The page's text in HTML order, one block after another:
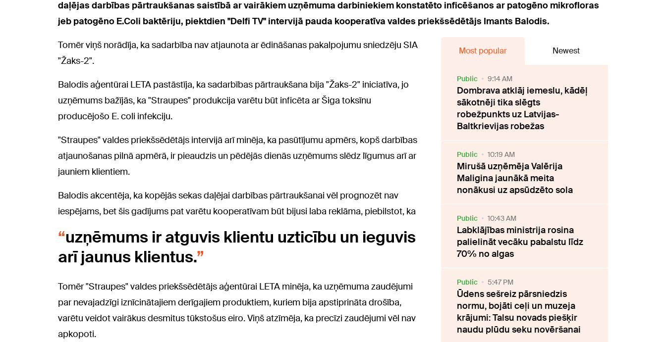
daļējas darbības pārtraukšanas saistībā ar vairākiem uzņēmuma darbiniekiem konstatēto inficēšanos ar patogēno mikrofloras
jeb patogēno E.Coli baktēriju, piektdien "Delfi TV" intervijā pauda kooperatīva valdes priekšsēdētājs Imants Balodis.
Tomēr viņš norādīja, ka sadarbība nav atjaunota ar ēdināšanas pakalpojumu sniedzēju SIA
"Žaks-2".
Balodis aģentūrai LETA pastāstīja, ka sadarbības pārtraukšana bija "Žaks-2" iniciatīva, jo
uzņēmums bažījās, ka "Straupes" produkcija varētu būt inficēta ar Šiga toksīnu
producējošo E. coli infekciju.
"Straupes" valdes priekšsēdētājs intervijā arī minēja, ka pasūtījumu apmērs, kopš darbības
atjaunošanas pilnā apmērā, ir pieaudzis un pēdējās dienās uzņēmums slēdz līgumus arī ar
jauniem klientiem.
Balodis akcentēja, ka kopējās sekas daļējai darbības pārtraukšanai vēl prognozēt nav
iespējams, bet šis gadījums pat varētu kooperatīvam būt bijusi laba reklāma, piebilstot, ka
uzņēmums ir atguvis klientu uzticību un ieguvis
arī jaunus klientus.
Tomēr "Straupes" valdes priekšsēdētājs aģentūrai LETA minēja, ka uzņēmuma zaudējumi
par nevajadzīgi iznīcinātajiem derīgajiem produktiem, kuriem bija apstiprināta drošība,
varētu veidot vairākus desmitus tūkstošus eiro. Viņš atzīmēja, ka precīzi zaudējumi vēl nav
apkopoti.
Most popular Newest
Public 9:14 AM
Dombrava atklāj iemeslu, kādēļ
sākotnēji tika slēgts
robežpunkts uz Latvijas-
Baltkrievijas robežas
Public 10:19 AM
Mirušā uzņēmēja Valērija
Maligina jaunākā meita
nonākusi uz apsūdzēto sola
Public 10:43 AM
Labklājības ministrija rosina
palielināt vecāku pabalstu līdz
70% no algas
Public 5:47 PM
Ūdens sešreiz pārsniedzis
normu, bojāti ceļi un muzeja
krājumi: Talsu novads piešķir
naudu plūdu seku novēršanai